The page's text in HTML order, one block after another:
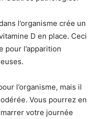
l’organisme crée un
D en place. Ceci
pour l’apparition
l’organisme, mais il
Vous pourrez en
votre journée